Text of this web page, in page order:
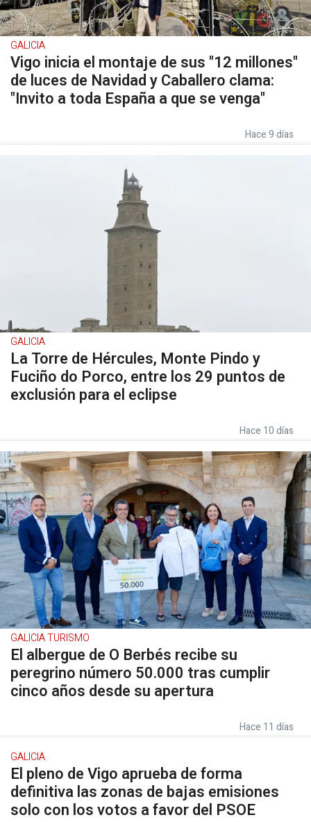
GALICIA
Vigo inicia el montaje de sus "12 millones"
de luces de Navidad y Caballero clama:
"Invito a toda España a que se venga"
Hace 9 días
GALICIA
La Torre de Hércules, Monte Pindo y
Fuciño do Porco, entre los 29 puntos de
exclusión para el eclipse
Hace 10 días
GALICIA TURISMO
El albergue de O Berbés recibe su
peregrino número 50.000 tras cumplir
cinco años desde su apertura
Hace 11 días
GALICIA
El pleno de Vigo aprueba de forma
definitiva las zonas de bajas emisiones
solo con los votos a favor del PSOE